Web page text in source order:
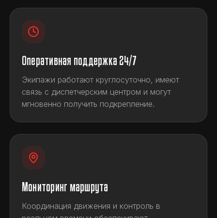
Оперативная поддержка 24/7
Экипажи работают круглосуточно, имеют
связь с диспетчерским центром и могут
мгновенно получить подкрепление.
Мониторинг маршрута
Координация движения и контроль в